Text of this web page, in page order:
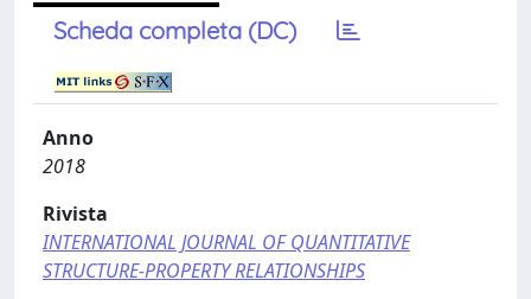
Scheda completa (DC)
Anno
2018
Rivista
INTERNATIONAL JOURNAL OF QUANTITATIVE
STRUCTURE-PROPERTY RELATIONSHIPS